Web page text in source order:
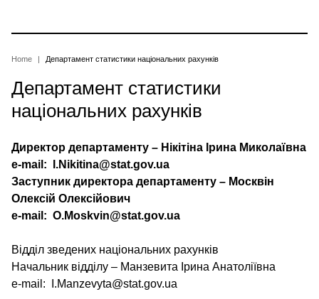
main
Breadcrumb
Home Департамент статистики національних рахунків
Департамент статистики
національних рахунків
Директор департаменту – Нікітіна Ірина Миколаївна
e-mail: I.Nikitina@stat.gov.ua
Заступник директора департаменту – Москвін
Олексій Олексійович
e-mail: O.Moskvin@stat.gov.ua
Відділ зведених національних рахунків
Начальник відділу – Манзевита Ірина Анатоліївна
e-mail: I.Manzevyta@stat.gov.ua